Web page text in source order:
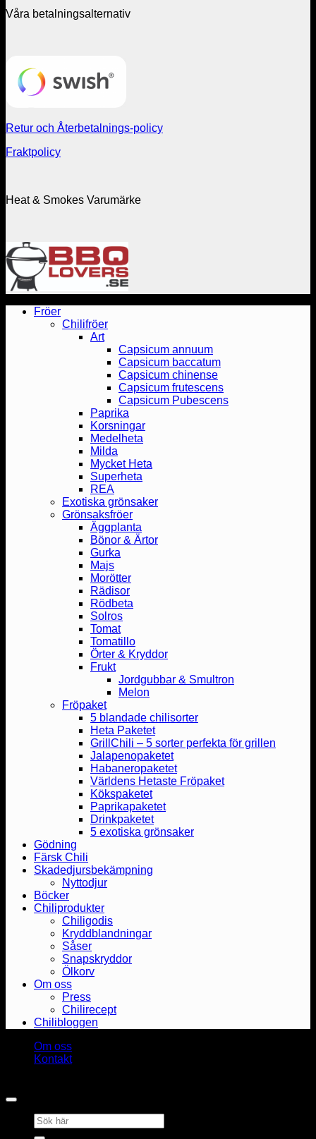
Våra betalningsalternativ
Retur och Återbetalnings-policy
Fraktpolicy
Heat & Smokes Varumärke
Fröer
Chilifröer
Art
Capsicum annuum
Capsicum baccatum
Capsicum chinense
Capsicum frutescens
Capsicum Pubescens
Paprika
Korsningar
Medelheta
Milda
Mycket Heta
Superheta
REA
Exotiska grönsaker
Grönsaksfröer
Äggplanta
Bönor & Ärtor
Gurka
Majs
Morötter
Rädisor
Rödbeta
Solros
Tomat
Tomatillo
Örter & Kryddor
Frukt
Jordgubbar & Smultron
Melon
Fröpaket
5 blandade chilisorter
Heta Paketet
GrillChili – 5 sorter perfekta för grillen
Jalapenopaketet
Habaneropaketet
Världens Hetaste Fröpaket
Kökspaketet
Paprikapaketet
Drinkpaketet
5 exotiska grönsaker
Gödning
Färsk Chili
Skadedjursbekämpning
Nyttodjur
Böcker
Chiliprodukter
Chiligodis
Kryddblandningar
Såser
Snapskryddor
Ölkorv
Om oss
Press
Chilirecept
Chilibloggen
Om oss
Kontakt
Sök
efter: